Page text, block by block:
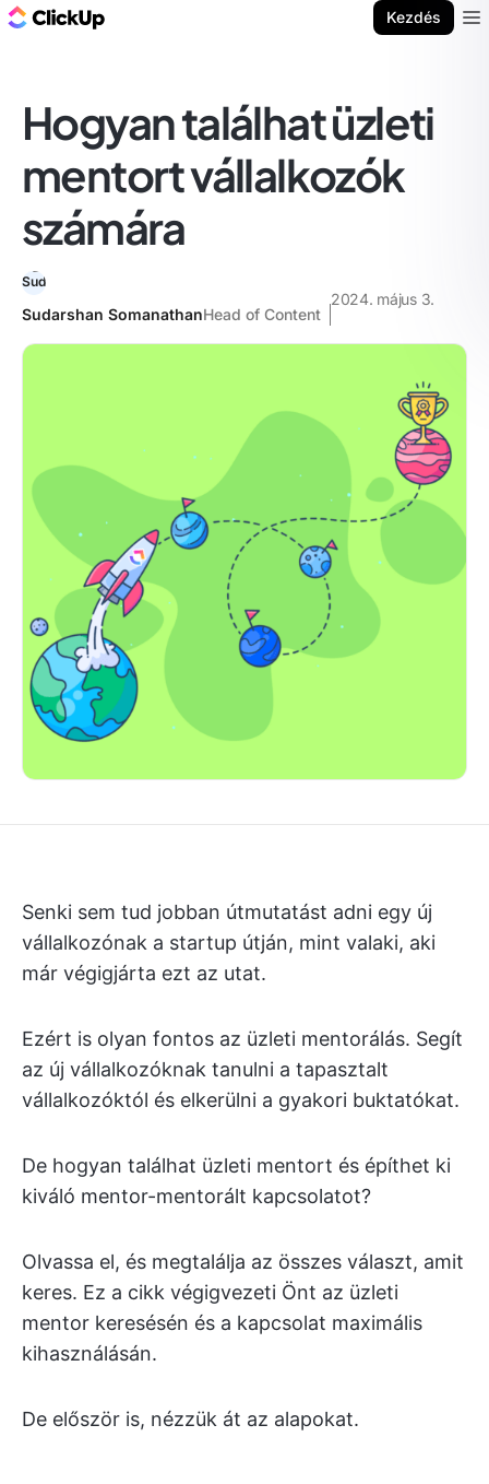
Kezdés
Hogyan találhat üzleti
mentort vállalkozók
számára
Sudarshan SomanathanHead of Content
2024. május 3.
Senki sem tud jobban útmutatást adni egy új
vállalkozónak a startup útján, mint valaki, aki
már végigjárta ezt az utat.
Ezért is olyan fontos az üzleti mentorálás. Segít
az új vállalkozóknak tanulni a tapasztalt
vállalkozóktól és elkerülni a gyakori buktatókat.
De hogyan találhat üzleti mentort és építhet ki
kiváló mentor-mentorált kapcsolatot?
Olvassa el, és megtalálja az összes választ, amit
keres. Ez a cikk végigvezeti Önt az üzleti
mentor keresésén és a kapcsolat maximális
kihasználásán.
De először is, nézzük át az alapokat.